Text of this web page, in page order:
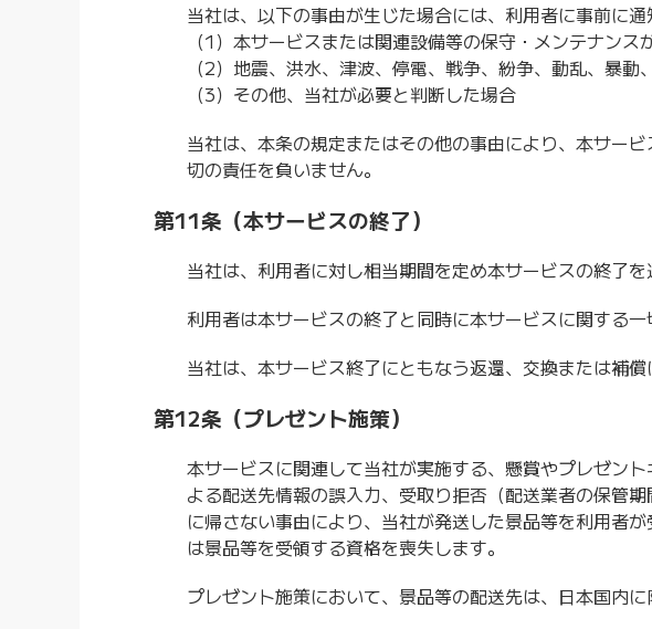
当社は、以下の事由が生じた場合には、利用者に事前に
（1）本サービスまたは関連設備等の保守・メンテナンス
（2）地震、洪水、津波、停電、戦争、紛争、動乱、暴
（3）その他、当社が必要と判断した場合
当社は、本条の規定またはその他の事由により、本サー
切の責任を負いません。
第11条（本サービスの終了）
当社は、利用者に対し相当期間を定め本サービスの終了
利用者は本サービスの終了と同時に本サービスに関する
当社は、本サービス終了にともなう返還、交換または補
第12条（プレゼント施策）
本サービスに関連して当社が実施する、懸賞やプレゼン
よる配送先情報の誤入力、受取り拒否（配送業者の保管
に帰さない事由により、当社が発送した景品等を利用者
は景品等を受領する資格を喪失します。
プレゼント施策において、景品等の配送先は、日本国内